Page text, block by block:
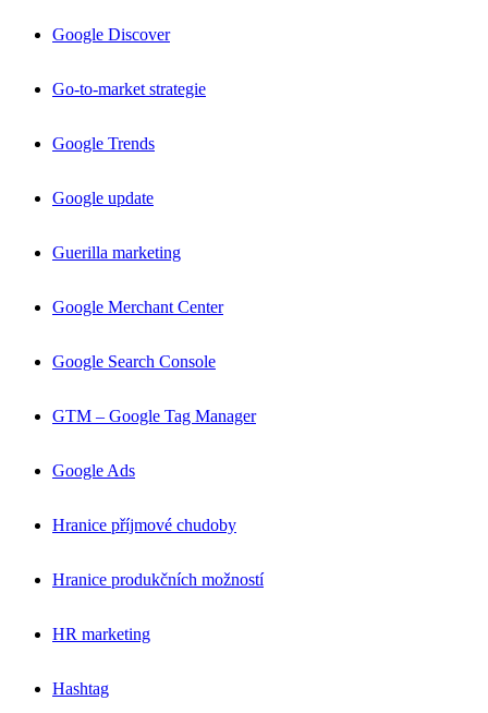
Google Discover
Go-to-market strategie
Google Trends
Google update
Guerilla marketing
Google Merchant Center
Google Search Console
GTM – Google Tag Manager
Google Ads
Hranice příjmové chudoby
Hranice produkčních možností
HR marketing
Hashtag